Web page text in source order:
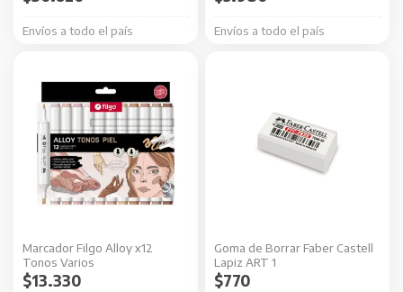
Envíos a todo el país Envíos a todo el país
Marcador Filgo Alloy x12
Tonos Varios
$13.330
tiene
múltiples
variantes.
Las
opciones
pueden
elegir
Goma de Borrar Faber Castell
Lapiz ART 1
$770